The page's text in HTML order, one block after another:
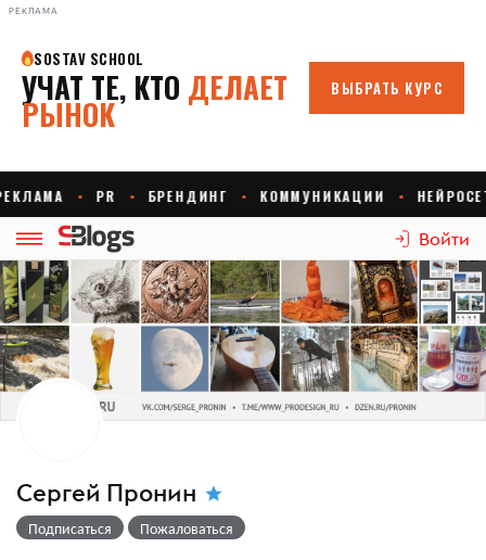
РЕКЛАМА
Войти
Сергей Пронин
Подписаться Пожаловаться